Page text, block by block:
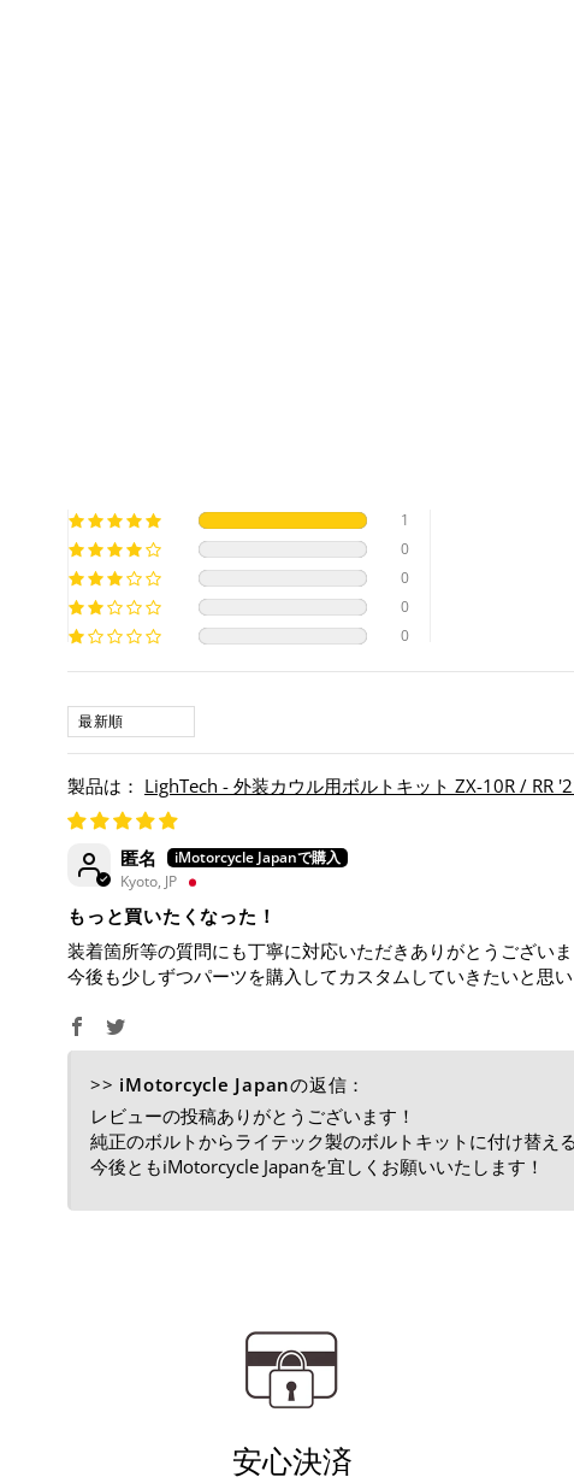
1
0
0
0
0
SORT BY
LighTech - 外装カウル用ボルトキット ZX-10R / RR
匿名
Kyoto, JP
もっと買いたくなった！
装着箇所等の質問にも丁寧に対応いただきありがとうございま
今後も少しずつパーツを購入してカスタムしていきたいと思
>> iMotorcycle Japanの返信：
レビューの投稿ありがとうございます！
純正のボルトからライテック製のボルトキットに付け替え
今後ともiMotorcycle Japanを宜しくお願いいたします！
安心決済